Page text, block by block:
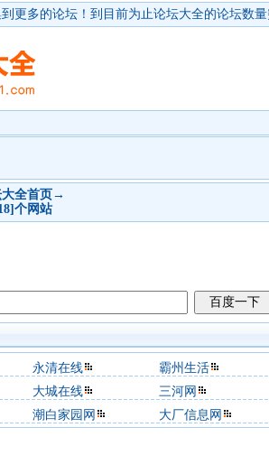
更多的论坛！ 到目前为止论坛大全的论坛数
全首页→
个网站
永清在线
霸州生活
大城在线
三河网
潮白家园网 大厂信息网